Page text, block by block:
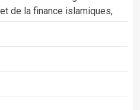
de la finance islamiques,